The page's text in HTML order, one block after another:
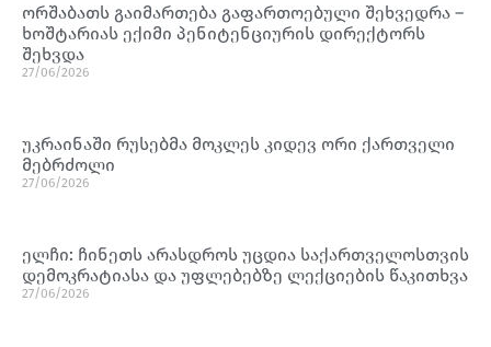
ორშაბათს გაიმართება გაფართოებული შეხვედრა –
ხოშტარიას ექიმი პენიტენციურის დირექტორს
შეხვდა
27/06/2026
უკრაინაში რუსებმა მოკლეს კიდევ ორი ქართველი
მებრძოლი
27/06/2026
ელჩი: ჩინეთს არასდროს უცდია საქართველოსთვის
დემოკრატიასა და უფლებებზე ლექციების წაკითხვა
27/06/2026